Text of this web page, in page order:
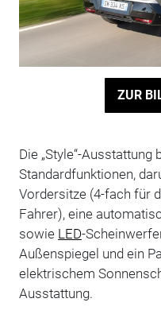
ZUR
Die „Style“-Ausstattung
Standardfunktionen,
Vordersitze (4-fach für
Fahrer), eine
sowie LED-
Außenspiegel und ein
elektrischem
Ausstattung.